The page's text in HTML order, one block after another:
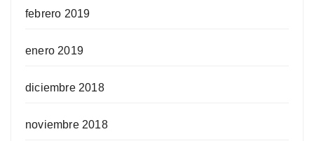
febrero 2019
enero 2019
diciembre 2018
noviembre 2018